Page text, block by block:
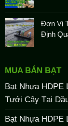
Đơn Vị
Định
MUA BÁN BẠT
Bạt Nhựa HDPE
Tưới Cây Tại
Bạt Nhựa HDPE